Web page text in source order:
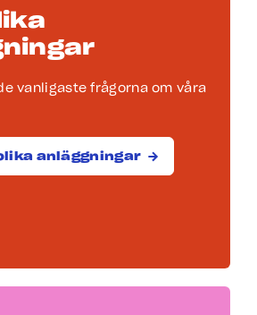
vanligaste frågorna om våra
anläggningar